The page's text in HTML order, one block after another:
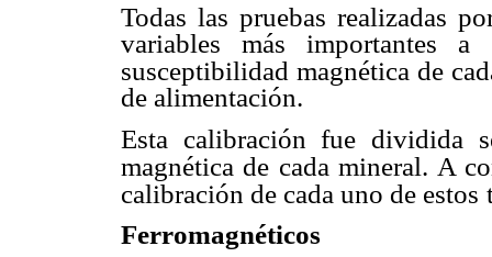
Todas las pruebas realizadas
variables más importantes a
susceptibilidad magnética de
de alimentación.
Esta calibración fue dividida
magnética de cada mineral. A
calibración de cada uno de estos
Ferromagnéticos